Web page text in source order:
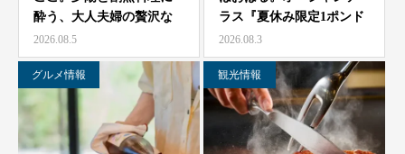
酔う、大人夫婦の贅沢な
一夜をモダン蕎麦割烹
O…
2026.08.5
ラス『夏休み限定1ポンド
ビーフフェア』7月25…
2026.08.3
グルメ情報 観光情報